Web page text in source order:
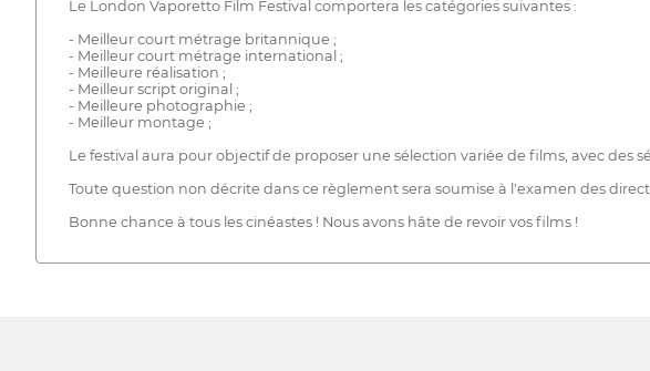
Le London Vaporetto Film Festival comportera les catégories suivantes :
- Meilleur court métrage britannique ;
- Meilleur court métrage international ;
- Meilleure réalisation ;
- Meilleur script original ;
- Meilleure photographie ;
- Meilleur montage ;
Le festival aura pour objectif de proposer une sélection variée de films, avec des
Toute question non décrite dans ce règlement sera soumise à l'examen des
Bonne chance à tous les cinéastes ! Nous avons hâte de revoir vos films !